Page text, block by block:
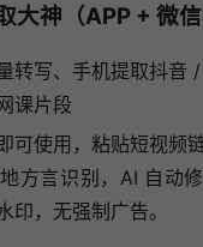
大神（APP + 微信
转写、手机提取抖音
课片段
可使用，粘贴短视频
方言识别，AI 自动
印，无强制广告。